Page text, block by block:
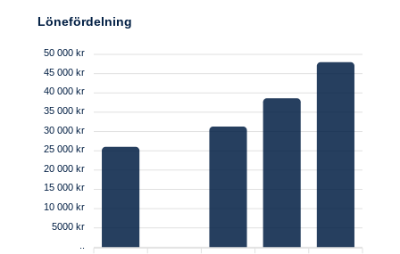
Lönefördelning
50 000 kr
45 000 kr
40 000 kr
35 000 kr
30 000 kr
25 000 kr
20 000 kr
15 000 kr
10 000 kr
5000 kr